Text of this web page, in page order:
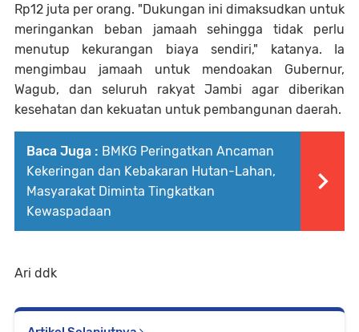
Rp12 juta per orang. "Dukungan ini dimaksudkan untuk
meringankan beban jamaah sehingga tidak perlu
menutup kekurangan biaya sendiri," katanya. Ia
mengimbau jamaah untuk mendoakan Gubernur,
Wagub, dan seluruh rakyat Jambi agar diberikan
kesehatan dan kekuatan untuk pembangunan daerah.
Baca Juga : BMKG Peringatkan Ancaman
Kekeringan dan Kebakaran Hutan-Lahan,
Masyarakat Diminta Tingkatkan
Kewaspadaan
Ari ddk